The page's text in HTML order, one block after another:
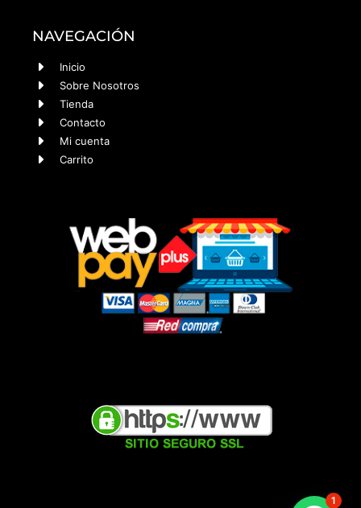
NAVEGACIÓN
Inicio
Sobre Nosotros
Tienda
Contacto
Mi cuenta
Carrito
1